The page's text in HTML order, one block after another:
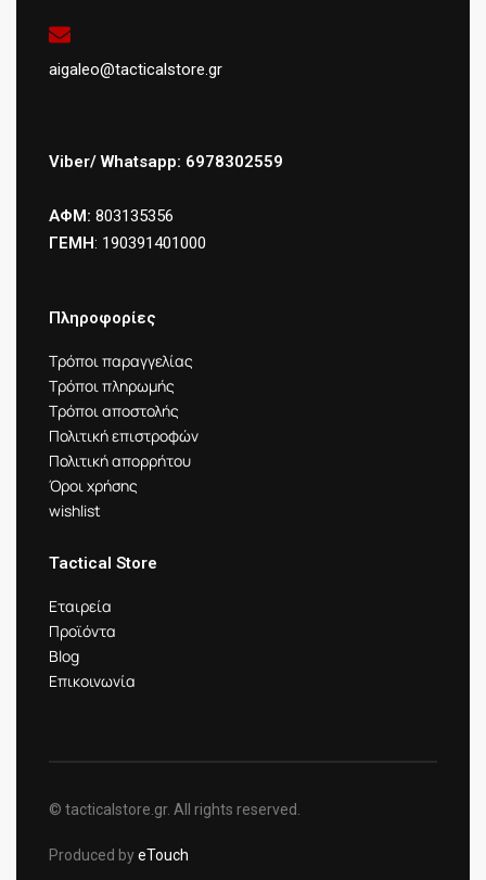
aigaleo@tacticalstore.gr
Viber/ Whatsapp: 6978302559
ΑΦΜ: 803135356
ΓΕΜΗ: 190391401000
Πληροφορίες
Τρόποι παραγγελίας
Τρόποι πληρωμής
Τρόποι αποστολής
Πολιτική επιστροφών
Πολιτική απορρήτου
Όροι χρήσης
wishlist
Tactical Store
Εταιρεία
Προϊόντα
Blog
Επικοινωνία
© tacticalstore.gr. All rights reserved.
Produced byeTouch